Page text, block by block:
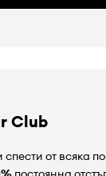
Club
от всяка